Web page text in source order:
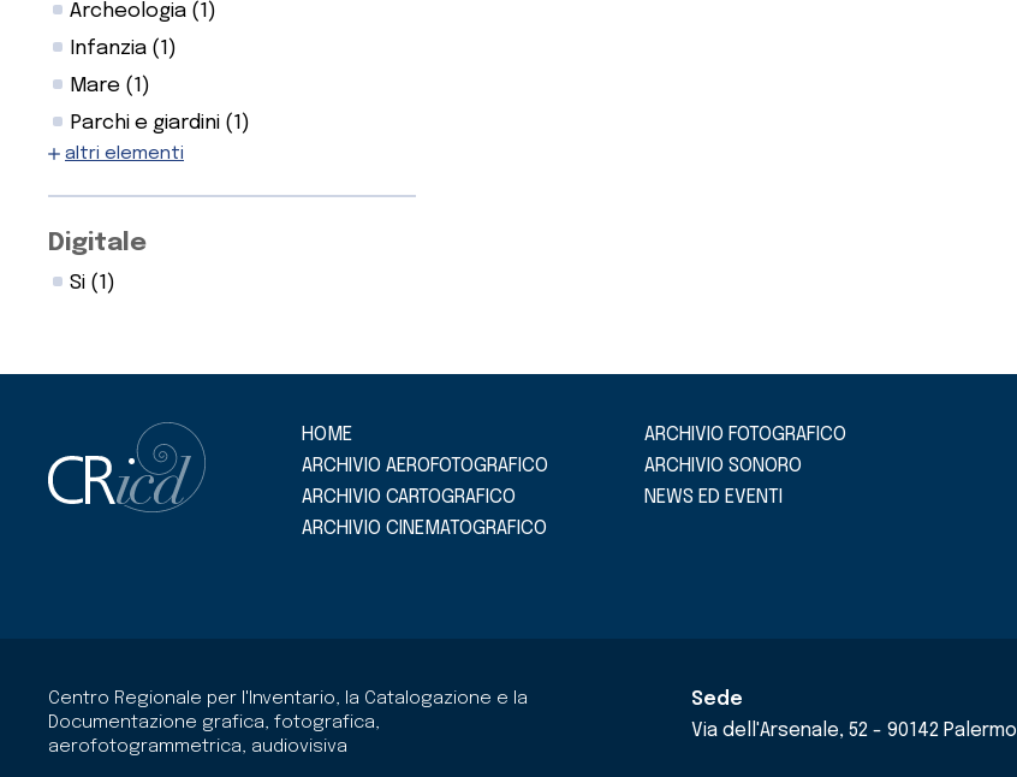
Archeologia (1)
Infanzia (1)
Mare (1)
Parchi e giardini (1)
altri elementi
Digitale
Si (1)
HOME
ARCHIVIO AEROFOTOGRAFICO
ARCHIVIO CARTOGRAFICO
ARCHIVIO CINEMATOGRAFICO
ARCHIVIO FOTOGRAFICO
ARCHIVIO SONORO
NEWS ED EVENTI
Centro Regionale per l'Inventario, la Catalogazione e la
Documentazione grafica, fotografica,
aerofotogrammetrica, audiovisiva
Sede
Via dell'Arsenale, 52 - 90142 Palermo